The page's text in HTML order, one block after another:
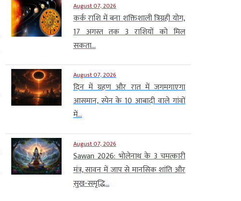
August 07, 2026
कर्क राशि में बना शक्तिशाली त्रिग्रही योग,
17 अगस्त तक 3 राशियों को मिल
सकता...
August 07, 2026
दिन में ग्रहण और रात में जगमगाएगा
आसमान, स्पेन के 10 आबादी वाले गांवों
में...
August 07, 2026
Sawan 2026: भोलेनाथ के 3 चमत्कारी
मंत्र, सावन में जाप से मानसिक शांति और
सुख-समृद्धि...